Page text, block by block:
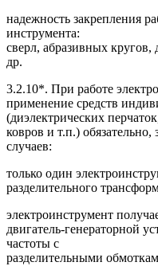
надежность закрепления
инструмента:
сверл, абразивных
др.
3.2.10*. При работе
применение средств
(диэлектрических
ковров и т.п.)
случаев:
только один
разделительного
электроинструмент
двигатель-генераторной
частоты с
разделительными